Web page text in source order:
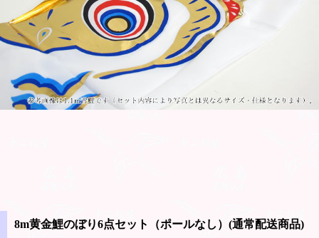
8m黄金鯉のぼり6点セット（ポールなし）(通常配送商品)